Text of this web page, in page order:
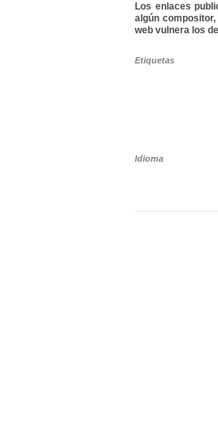
Los enlaces
algún
web vulnera los
Etiquetas
Idioma